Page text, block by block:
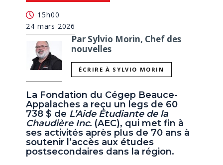
15h00
24 mars 2026
Par Sylvio Morin, Chef des
nouvelles
ÉCRIRE À SYLVIO MORIN
La Fondation du Cégep Beauce-
Appalaches a reçu un legs de 60
738 $ de L’Aide Étudiante de la
Chaudière Inc. (AEC), qui met fin à
ses activités après plus de 70 ans à
soutenir l’accès aux études
postsecondaires dans la région.